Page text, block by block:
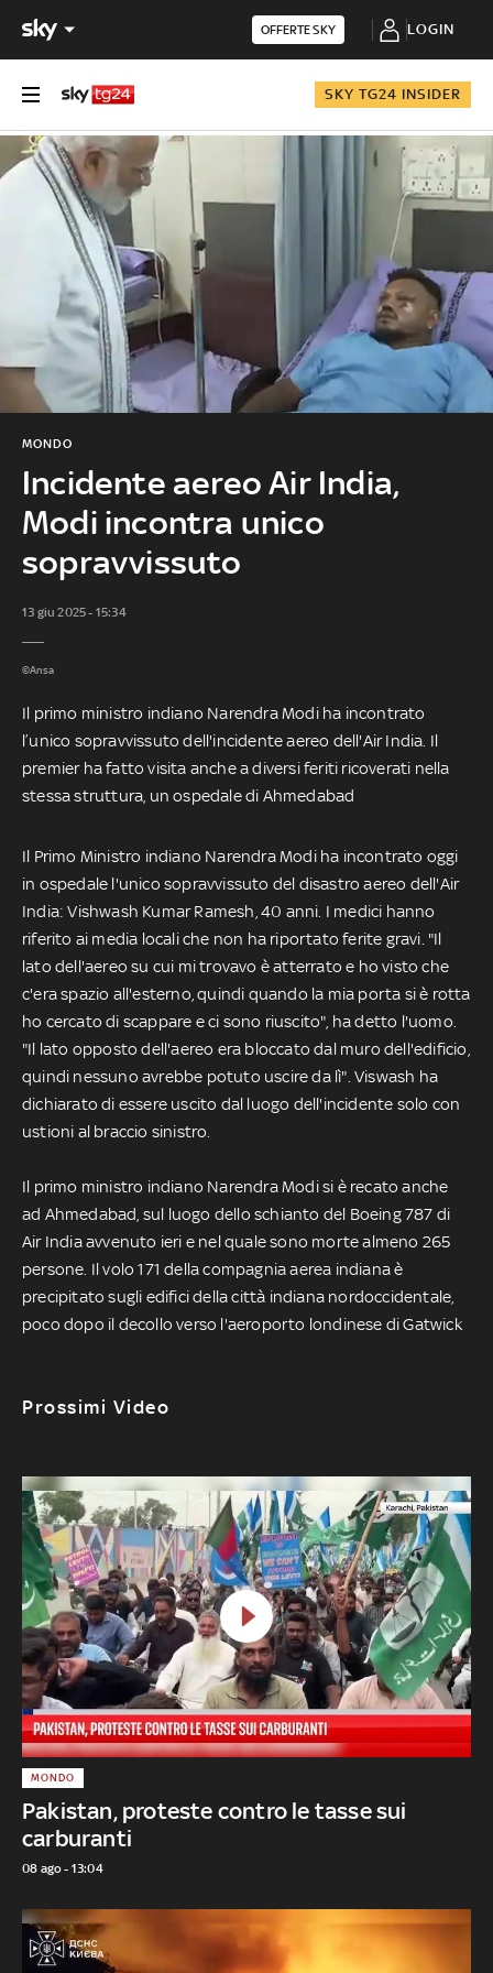
OFFERTE SKY LOGIN
SKY TG24 INSIDER
Incidente aereo Air India,
Modi incontra unico
sopravvissuto
MONDO
13 giu 2025 - 15:34
©Ansa
Il primo ministro indiano Narendra Modi ha incontrato
l’unico sopravvissuto dell'incidente aereo dell'Air India. Il
premier ha fatto visita anche a diversi feriti ricoverati nella
stessa struttura, un ospedale di Ahmedabad
Il Primo Ministro indiano Narendra Modi ha incontrato oggi
in ospedale l'unico sopravvissuto del disastro aereo dell'Air
India: Vishwash Kumar Ramesh, 40 anni. I medici hanno
riferito ai media locali che non ha riportato ferite gravi. "Il
lato dell'aereo su cui mi trovavo è atterrato e ho visto che
c'era spazio all'esterno, quindi quando la mia porta si è rotta
ho cercato di scappare e ci sono riuscito", ha detto l'uomo.
"Il lato opposto dell'aereo era bloccato dal muro dell'edificio,
quindi nessuno avrebbe potuto uscire da lì". Viswash ha
dichiarato di essere uscito dal luogo dell'incidente solo con
ustioni al braccio sinistro.
Il primo ministro indiano Narendra Modi si è recato anche
ad Ahmedabad, sul luogo dello schianto del Boeing 787 di
Air India avvenuto ieri e nel quale sono morte almeno 265
persone. Il volo 171 della compagnia aerea indiana è
precipitato sugli edifici della città indiana nordoccidentale,
poco dopo il decollo verso l'aeroporto londinese di Gatwick
Prossimi Video
Pakistan, proteste contro le tasse sui
carburanti
MONDO
08 ago - 13:04